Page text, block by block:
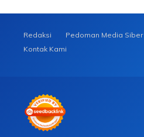
Redaksi Pedoman Media Siber
Kontak Kami